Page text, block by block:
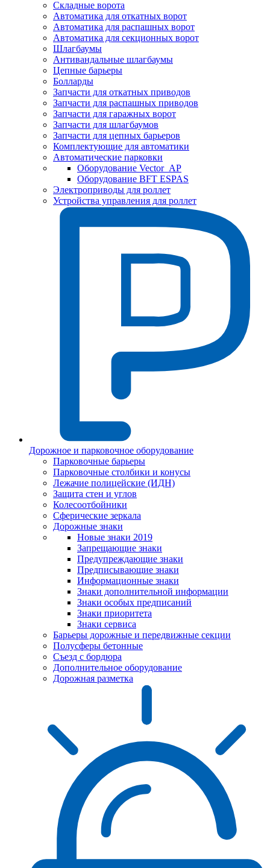
Складные ворота
Автоматика для откатных ворот
Автоматика для распашных ворот
Автоматика для секционных ворот
Шлагбаумы
Антивандальные шлагбаумы
Цепные барьеры
Болларды
Запчасти для откатных приводов
Запчасти для распашных приводов
Запчасти для гаражных ворот
Запчасти для шлагбаумов
Запчасти для цепных барьеров
Комплектующие для автоматики
Автоматические парковки
Оборудование Vector_AP
Оборудование BFT ESPAS
Электроприводы для роллет
Устройства управления для роллет
Дорожное и парковочное оборудование
Парковочные барьеры
Парковочные столбики и конусы
Лежачие полицейские (ИДН)
Защита стен и углов
Колесоотбойники
Сферические зеркала
Дорожные знаки
Новые знаки 2019
Запрещающие знаки
Предупреждающие знаки
Предписывающие знаки
Информационные знаки
Знаки дополнительной информации
Знаки особых предписаний
Знаки приоритета
Знаки сервиса
Барьеры дорожные и передвижные секции
Полусферы бетонные
Съезд с бордюра
Дополнительное оборудование
Дорожная разметка